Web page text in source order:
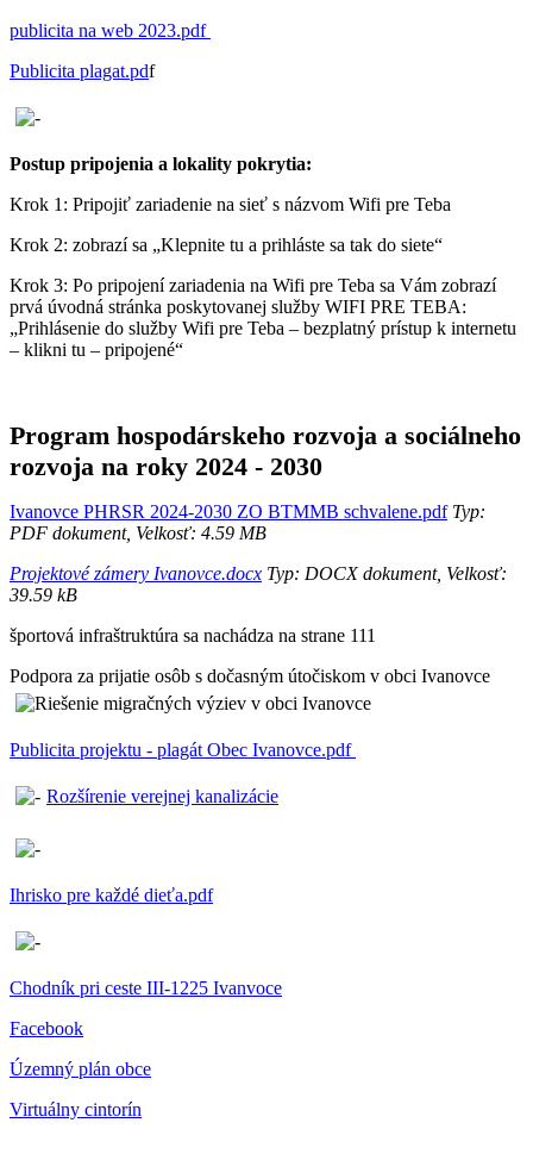
publicita na web 2023.pdf
Publicita plagat.pdf
Postup pripojenia a lokality pokrytia:
Krok 1: Pripojiť zariadenie na sieť s názvom Wifi pre Teba
Krok 2: zobrazí sa „Klepnite tu a prihláste sa tak do siete“
Krok 3: Po pripojení zariadenia na Wifi pre Teba sa Vám zobrazí
prvá úvodná stránka poskytovanej služby WIFI PRE TEBA:
„Prihlásenie do služby Wifi pre Teba – bezplatný prístup k internetu
– klikni tu – pripojené“
Program hospodárskeho rozvoja a sociálneho
rozvoja na roky 2024 - 2030
Ivanovce PHRSR 2024-2030 ZO BTMMB schvalene.pdfTyp:
PDF dokument, Velkosť: 4.59 MB
Projektové zámery Ivanovce.docx Typ: DOCX dokument, Velkosť:
39.59 kB
športová infraštruktúra sa nachádza na strane 111
Podpora za prijatie osôb s dočasným útočiskom v obci Ivanovce
Publicita projektu - plagát Obec Ivanovce.pdf
Rozšírenie verejnej kanalizácie
Ihrisko pre každé dieťa.pdf
Chodník pri ceste III-1225 Ivanvoce
Facebook
Územný plán obce
Virtuálny cintorín